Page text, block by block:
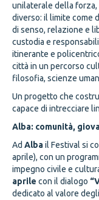
unilaterale della forza,
diverso: il limite come
di senso, relazione e
custodia e
itinerante e
città in un percorso
filosofia, scienze
Un progetto che
capace di intrecciare
Alba: comunità,
Ad Albail Festival si
aprile), con un
impegno civile e
aprile con il dialogo
dedicato al valore